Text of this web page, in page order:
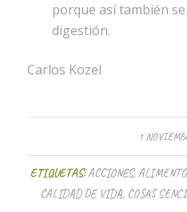
porque así también
digestión.
Carlos Kozel
1
ETIQUETAS:ACCIONES,
CALIDAD DE VIDA, COSAS